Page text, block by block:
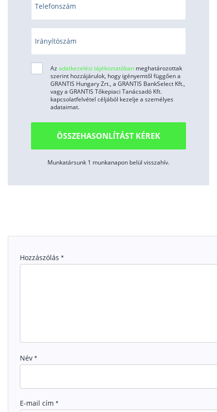
Telefonszám
Irányítószám
Az adatkezelési tájékoztatóban meghatározottak
szerint hozzájárulok, hogy igényemtől függően a
GRANTIS Hungary Zrt., a GRANTIS BankSelect Kft.,
vagy a GRANTIS Tőkepiaci Tanácsadó Kft.
kapcsolatfelvétel céljából kezelje a személyes
adataimat.
ÖSSZEHASONLÍTÁST KÉREK
Munkatársunk 1 munkanapon belül visszahív.
Hozzászólás *
Név *
E-mail cím *